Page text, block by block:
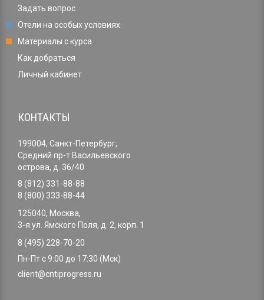
Задать вопрос
Отели на особых условиях
Материалы с курса
Как добраться
Личный кабинет
КОНТАКТЫ
199004, Санкт-Петербург,
Средний пр-т Васильевского
острова, д. 36/40
8 (812) 331-88-88
8 (800) 333-88-44
125040, Москва,
3-я ул. Ямского Поля, д. 2, корп. 1
8 (495) 228-70-20
Пн-Пт с 9:00 до 17:30 (Мск)
client@cntiprogress.ru